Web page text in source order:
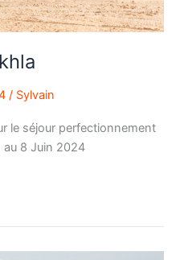
/ Sylvain
le séjour perfectionnement
au 8 Juin 2024